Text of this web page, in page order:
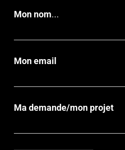
Mon nom...
Mon email
Ma demande/mon projet